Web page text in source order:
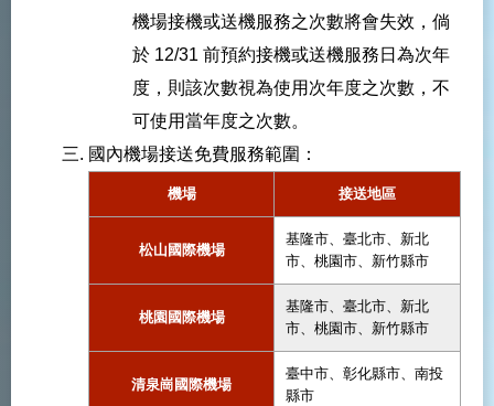
機場接機或送機服務之次數將會失效，倘
於 12/31 前預約接機或送機服務日為次年
度，則該次數視為使用次年度之次數，不
可使用當年度之次數。
國內機場接送免費服務範圍：
機場 接送地區
松山國際機場
基隆市、臺北市、新北
市、桃園市、新竹縣市
桃園國際機場
基隆市、臺北市、新北
市、桃園市、新竹縣市
清泉崗國際機場
臺中市、彰化縣市、南投
縣市